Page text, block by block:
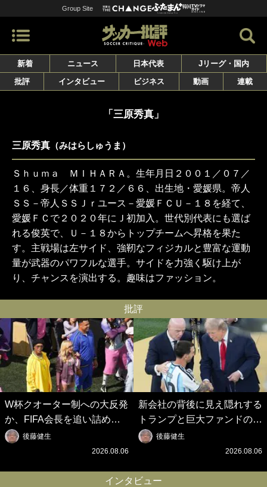
Group Site
新着 ニュース 日本代表
Jリーグ・国内
批評
インタビュー ビジネス 動画 連載
「三原秀真」
三原秀真 （みはらしゅうま）
Ｓｈｕｍａ ＭＩＨＡＲＡ。生年月日２００１／０７／
１６、身長／体重１７２／６６、出生地・愛媛県。帝人
ＳＳ－帝人ＳＳＪｒユース－愛媛ＦＣＵ－１８を経て、
愛媛ＦＣで２０２０年にＪ初加入。世代別代表にも選ば
れる俊英で、Ｕ－１８からトップチームへ昇格を果た
す。主戦場は左サイド、強靭なフィジカルと豊富な運動
量が武器のパワフルな選手。サイドを力強く駆け上が
り、チャンスを演出する。趣味はファッション。
批評
W杯クオーター制への大反発
か、FIFA会長を追い詰めた
｢欧州のボイコット｣と再選の
行方【FIFA3兆円の野望と2
後藤健生
2026.08.06
新会社の背後に見え隠れする
トランプと巨大ファンドの
影、ルールすら歪める｢アメ
リカ式｣【FIFA3兆円の野望
3月の会長選】(2)
後藤健生
2026.08.06
インタビュー